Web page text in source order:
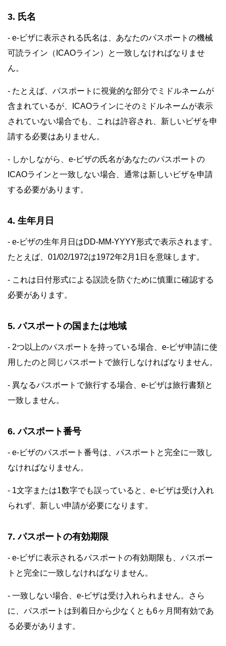
3. 氏名
- e-ビザに表示される氏名は、あなたのパスポートの機械
可読ライン（ICAOライン）と一致しなければなりませ
ん。
- たとえば、パスポートに視覚的な部分でミドルネームが
含まれているが、ICAOラインにそのミドルネームが表示
されていない場合でも、これは許容され、新しいビザを申
請する必要はありません。
- しかしながら、e-ビザの氏名があなたのパスポートの
ICAOラインと一致しない場合、通常は新しいビザを申請
する必要があります。
4. 生年月日
- e-ビザの生年月日はDD-MM-YYYY形式で表示されます。
たとえば、01/02/1972は1972年2月1日を意味します。
- これは日付形式による誤読を防ぐために慎重に確認する
必要があります。
5. パスポートの国または地域
- 2つ以上のパスポートを持っている場合、e-ビザ申請に使
用したのと同じパスポートで旅行しなければなりません。
- 異なるパスポートで旅行する場合、e-ビザは旅行書類と
一致しません。
6. パスポート番号
- e-ビザのパスポート番号は、パスポートと完全に一致し
なければなりません。
- 1文字または1数字でも誤っていると、e-ビザは受け入れ
られず、新しい申請が必要になります。
7. パスポートの有効期限
- e-ビザに表示されるパスポートの有効期限も、パスポー
トと完全に一致しなければなりません。
- 一致しない場合、e-ビザは受け入れられません。さら
に、パスポートは到着日から少なくとも6ヶ月間有効であ
る必要があります。